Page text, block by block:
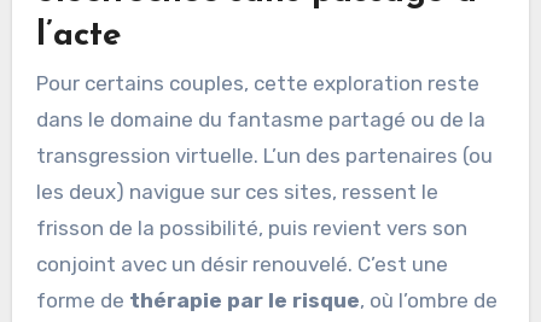
l’acte
Pour certains couples, cette exploration reste
dans le domaine du fantasme partagé ou de la
transgression virtuelle. L’un des partenaires (ou
les deux) navigue sur ces sites, ressent le
frisson de la possibilité, puis revient vers son
conjoint avec un désir renouvelé. C’est une
forme de thérapie par le risque, où l’ombre de